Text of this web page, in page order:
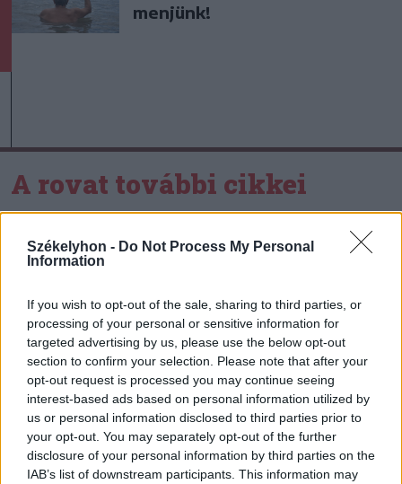
Székelyhon - Do Not Process My Personal
Information
If you wish to opt-out of the sale, sharing to third parties, or
processing of your personal or sensitive information for
targeted advertising by us, please use the below opt-out
section to confirm your selection. Please note that after your
opt-out request is processed you may continue seeing
interest-based ads based on personal information utilized by
us or personal information disclosed to third parties prior to
your opt-out. You may separately opt-out of the further
disclosure of your personal information by third parties on the
IAB’s list of downstream participants. This information may
menjünk!
A rovat további cikkei